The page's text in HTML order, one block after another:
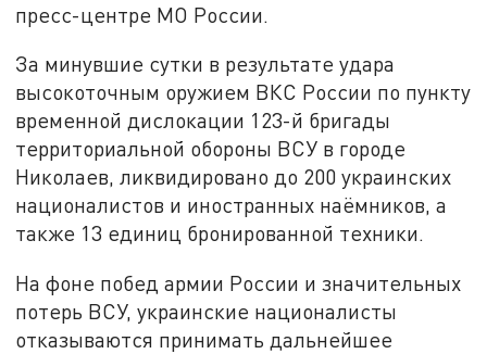
пресс-центре МО России.
За минувшие сутки в результате удара
высокоточным оружием ВКС России по пункту
временной дислокации 123-й бригады
территориальной обороны ВСУ в городе
Николаев, ликвидировано до 200 украинских
националистов и иностранных наёмников, а
также 13 единиц бронированной техники.
На фоне побед армии России и значительных
потерь ВСУ, украинские националисты
отказываются принимать дальнейшее